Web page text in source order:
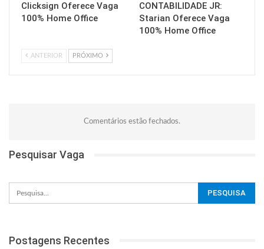
Clicksign Oferece Vaga
100% Home Office
CONTABILIDADE JR:
Starian Oferece Vaga
100% Home Office
ANTERIOR PRÓXIMO
Comentários estão fechados.
Pesquisar Vaga
Postagens Recentes